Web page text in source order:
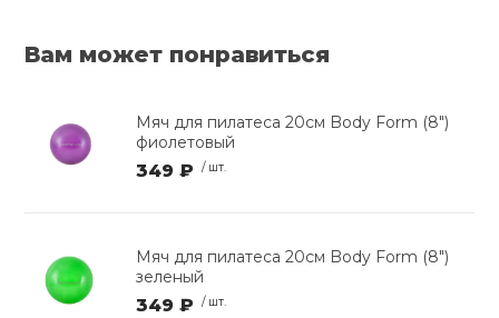
Вам может понравиться
Мяч для пилатеса 20см Body Form (8")
фиолетовый
349 ₽ / шт.
Мяч для пилатеса 20см Body Form (8")
зеленый
349 ₽ / шт.